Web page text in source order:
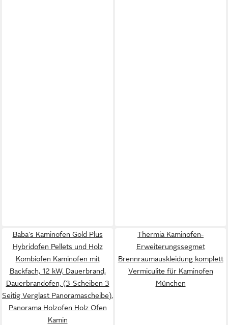
Baba's Kaminofen Gold Plus
Hybridofen Pellets und Holz
Kombiofen Kaminofen mit
Backfach, 12 kW, Dauerbrand,
Dauerbrandofen, (3-Scheiben 3
Seitig Verglast Panoramascheibe),
Panorama Holzofen Holz Ofen
Kamin
Thermia Kaminofen-
Erweiterungssegmet
Brennraumauskleidung komplett
Vermiculite für Kaminofen
München